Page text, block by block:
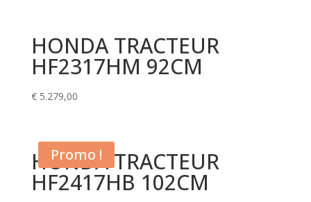
€ 4.499,00. € 3.799,00.
HONDA TRACTEUR
HF2317HM 92CM
€5.279,00
Promo !
HONDA TRACTEUR
HF2417HB 102CM